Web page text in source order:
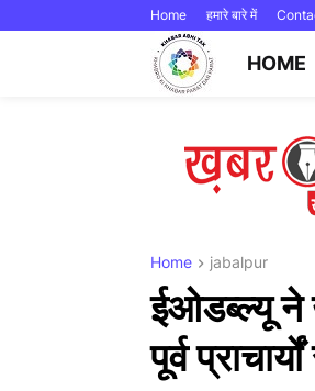
Home हमारे बारे में
HOME
Home jabalpur
ईओडब्ल्यू ने
पूर्व